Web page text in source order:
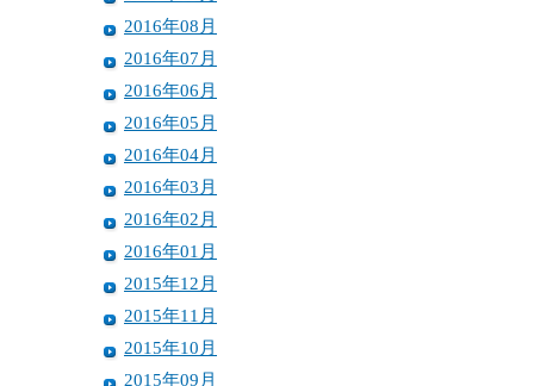
2016年08月
2016年07月
2016年06月
2016年05月
2016年04月
2016年03月
2016年02月
2016年01月
2015年12月
2015年11月
2015年10月
2015年09月